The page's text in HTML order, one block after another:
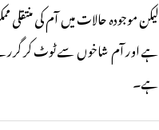
لیکن موجودہ حالات میں آم کی
ہے اور آم شاخوں سے ٹوٹ کر
ہے۔